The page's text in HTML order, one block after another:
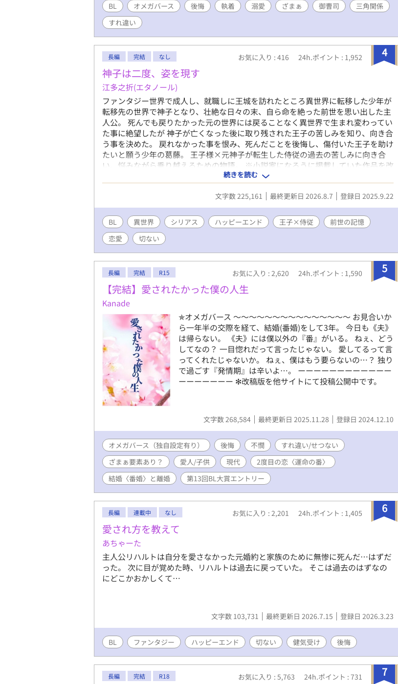
いオメガバースBL。
BL オメガバース 後悔 執着 溺愛 ざまぁ 御曹司
三角関係
すれ違い
4
長編 完結 なし お気に入り : 416 24h.ポイント : 1,952
神子は二度、姿を現す
江多之折(エタノール)
ファンタジー世界で成人し、就職しに王城を訪れたところ異世界に転移した少年が
転移先の世界で神子となり、壮絶な日々の末、自ら命を絶った前世を思い出した主
人公。 死んでも戻りたかった元の世界には戻ることなく異世界で生まれ変わってい
た事に絶望したが 神子が亡くなった後に取り残された王子の苦しみを知り、向き合
う事を決めた。 戻れなかった事を恨み、死んだことを後悔し、傷付いた王子を助け
たいと願う少年の葛藤。 王子様×元神子が転生した侍従の過去の苦しみに向き合
い、悩みながら乗り越えるための物語。 ※小説家になろうに掲載していた作品を改
修して投稿しています。 描写はキスまでの全年齢BL
続きを読む
文字数 225,161 最終更新日 2026.8.7 登録日 2025.9.22
BL 異世界 シリアス ハッピーエンド 王子×侍従
前世の記憶
恋愛
切ない
5
長編 完結 R15 お気に入り : 2,620 24h.ポイント : 1,590
【完結】愛されたかった僕の人生
Kanade
✯オメガバース 〜〜〜〜〜〜〜〜〜〜〜〜〜〜〜 お見合いか
ら一年半の交際を経て、結婚(番婚)をして3年。 今日も《夫》
は帰らない。 《夫》には僕以外の『番』がいる。 ねぇ、どう
してなの？ 一目惚れだって言ったじゃない。 愛してるって言
ってくれたじゃないか。 ねぇ、僕はもう要らないの…？ 独り
で過ごす『発情期』は辛いよ…。 ーーーーーーーーーーーー
ーーーーーーー ✻改稿版を他サイトにて投稿公開中です。
文字数 268,584 最終更新日 2025.11.28 登録日 2024.12.10
オメガバース（独自設定有り） 後悔 不憫
すれ違い/せつない
ざまぁ要素あり？
愛人/子供 現代
2度目の恋〈運命の番〉
結婚〈番婚〉と離婚
第13回BL大賞エントリー
6
長編 連載中 なし お気に入り : 2,201 24h.ポイント : 1,405
愛され方を教えて
あちゃーた
主人公リハルトは自分を愛さなかった元婚約と家族のために無惨に死んだ…はずだ
った。 次に目が覚めた時、リハルトは過去に戻っていた。 そこは過去のはずなの
にどこかおかしくて…
文字数 103,731 最終更新日 2026.7.15 登録日 2026.3.23
BL ファンタジー ハッピーエンド 切ない 健気受け 後悔
7
長編 完結 R18 お気に入り : 5,763 24h.ポイント : 731